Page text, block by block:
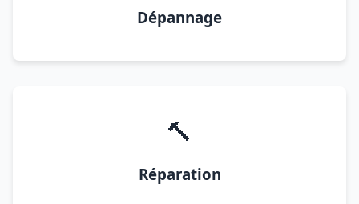
Dépannage
🔨
Réparation